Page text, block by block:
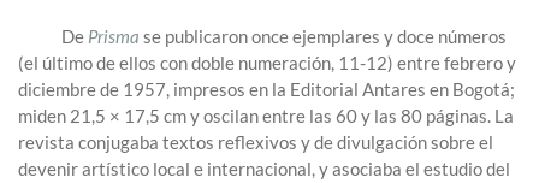
De Prisma se publicaron once ejemplares y doce números
(el último de ellos con doble numeración, 11-12) entre febrero y
diciembre de 1957, impresos en la Editorial Antares en Bogotá;
miden 21,5 × 17,5 cm y oscilan entre las 60 y las 80 páginas. La
revista conjugaba textos reflexivos y de divulgación sobre el
devenir artístico local e internacional, y asociaba el estudio del